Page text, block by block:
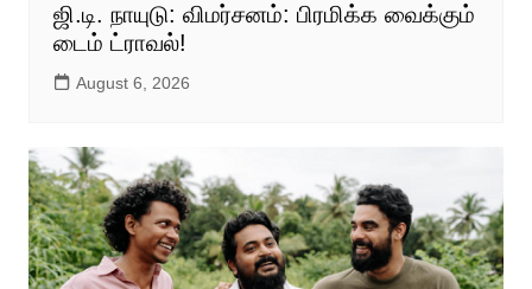
ஜி.டி. நாயுடு: விமர்சனம்: பிரமிக்க வைக்கும்
டைம் ட்ராவல்!
August 6, 2026